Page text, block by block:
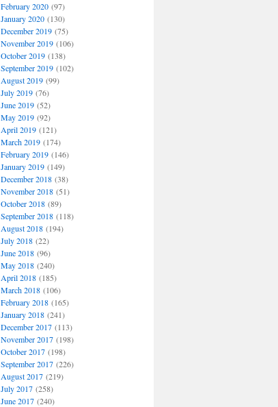
February 2020(97)
January 2020(130)
December 2019(75)
November 2019(106)
October 2019(138)
September 2019(102)
August 2019(99)
July 2019(76)
June 2019(52)
May 2019(92)
April 2019(121)
March 2019(174)
February 2019(146)
January 2019(149)
December 2018(38)
November 2018(51)
October 2018(89)
September 2018(118)
August 2018(194)
July 2018(22)
June 2018(96)
May 2018(240)
April 2018(185)
March 2018(106)
February 2018(165)
January 2018(241)
December 2017(113)
November 2017(198)
October 2017(198)
September 2017(226)
August 2017(219)
July 2017(258)
June 2017(240)